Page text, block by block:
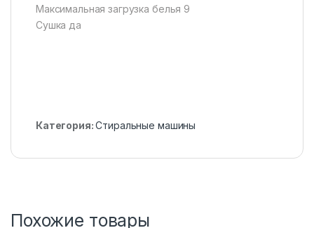
Максимальная загрузка белья 9
Сушка да
Категория:Стиральные машины
Похожие товары